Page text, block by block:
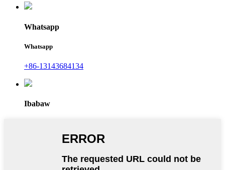
Whatsapp
Whatsapp
+86-13143684134
Ibabaw